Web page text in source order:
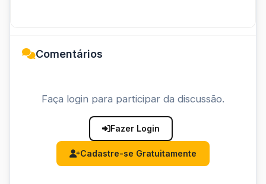
Comentários
Faça login para participar da discussão.
Fazer Login
Cadastre-se Gratuitamente